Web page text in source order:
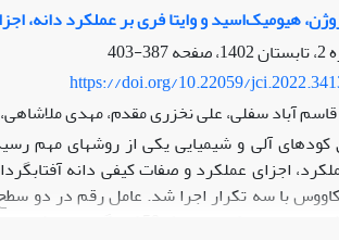
داده است، اما درصد و نسبت این کاهش در خاک‌
به‌عنوان گیاهی امیدبخش در خاک‌های دارای
هیومیک‌اسید و وایتا فری بر عملکرد دانه،
387-403
https://doi.org/10.22059/
آباد سفلی، علی نخزری مقدم، مهدی